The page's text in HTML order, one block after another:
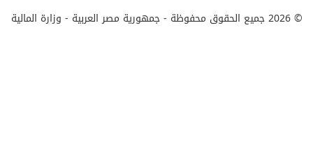
© 2026 جميع الحقوق محفوظة - جمهورية مصر العربية - وزارة المالية